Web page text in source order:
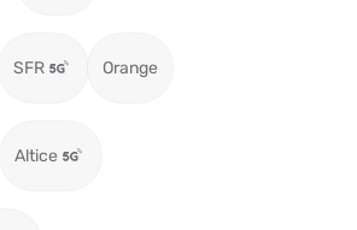
SFR Orange
Altice